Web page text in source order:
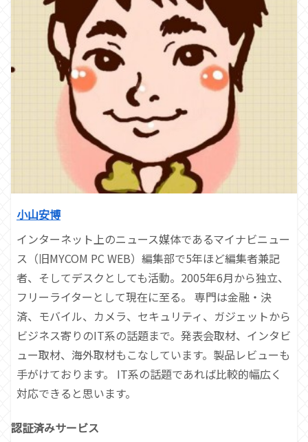
小山安博
インターネット上のニュース媒体であるマイナビニュー
ス（旧MYCOM PC WEB）編集部で5年ほど編集者兼記
者、そしてデスクとしても活動。2005年6月から独立、
フリーライターとして現在に至る。 専門は金融・決
済、モバイル、カメラ、セキュリティ、ガジェットから
ビジネス寄りのIT系の話題まで。発表会取材、インタビ
ュー取材、海外取材もこなしています。製品レビューも
手がけております。 IT系の話題であれば比較的幅広く
対応できると思います。
認証済みサービス